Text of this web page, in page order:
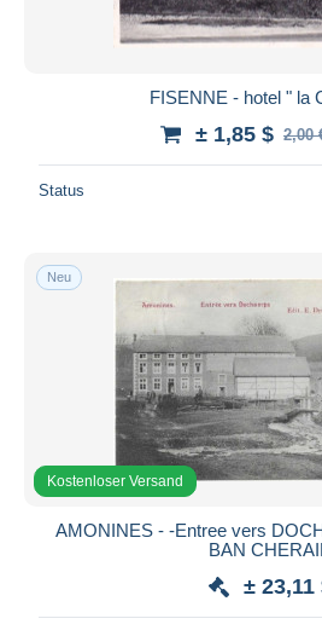
FISENNE - hotel " la
± 1,85 $ 2,00
Status
Neu
Kostenloser Versand
AMONINES - -Entree vers
BAN
± 23,11